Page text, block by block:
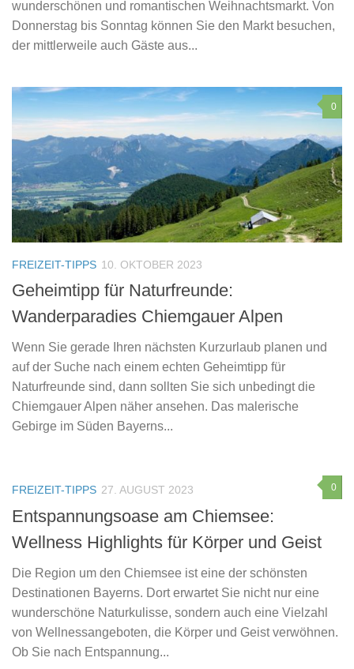
wunderschönen und romantischen Weihnachtsmarkt. Von
Donnerstag bis Sonntag können Sie den Markt besuchen,
der mittlerweile auch Gäste aus...
0
FREIZEIT-TIPPS 10. OKTOBER 2023
Geheimtipp für Naturfreunde:
Wanderparadies Chiemgauer Alpen
Wenn Sie gerade Ihren nächsten Kurzurlaub planen und
auf der Suche nach einem echten Geheimtipp für
Naturfreunde sind, dann sollten Sie sich unbedingt die
Chiemgauer Alpen näher ansehen. Das malerische
Gebirge im Süden Bayerns...
0
FREIZEIT-TIPPS 27. AUGUST 2023
Entspannungsoase am Chiemsee:
Wellness Highlights für Körper und Geist
Die Region um den Chiemsee ist eine der schönsten
Destinationen Bayerns. Dort erwartet Sie nicht nur eine
wunderschöne Naturkulisse, sondern auch eine Vielzahl
von Wellnessangeboten, die Körper und Geist verwöhnen.
Ob Sie nach Entspannung...